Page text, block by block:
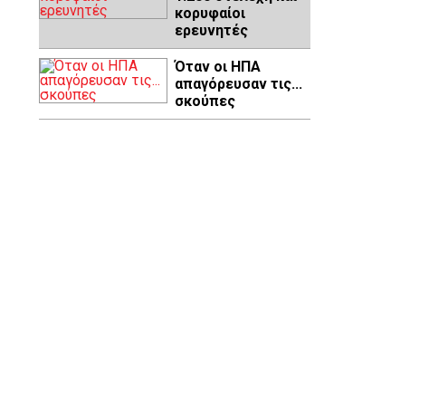
κορυφαίοι
ερευνητές
Όταν οι ΗΠΑ
απαγόρευσαν τις...
σκούπες